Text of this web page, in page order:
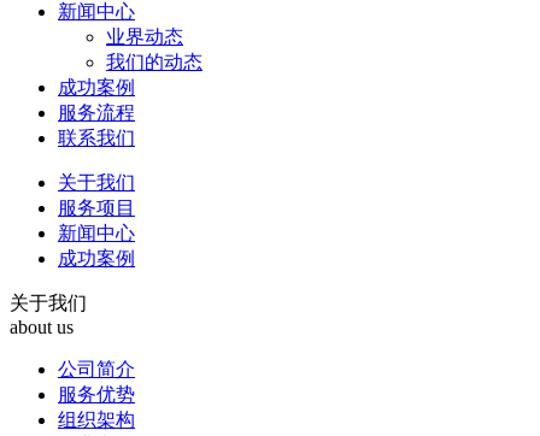
新闻中心
业界动态
我们的动态
成功案例
服务流程
联系我们
关于我们
服务项目
新闻中心
成功案例
关于我们
about us
公司简介
服务优势
组织架构